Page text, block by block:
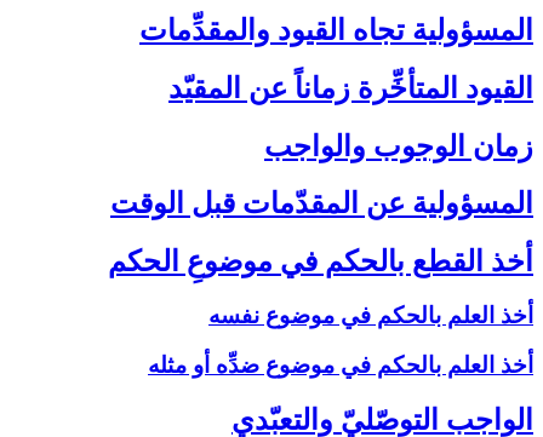
المسؤولية تجاه القيود والمقدِّمات‏
القيود المتأخِّرة زماناً عن المقيّد
زمان الوجوب والواجب‏
المسؤولية عن المقدّمات قبل الوقت‏
أخذ القطع بالحكم في موضوعِ الحكم‏
أخذ العلم بالحكم في موضوع نفسه
أخذ العلم بالحكم في موضوع ضدِّه أو مثله
الواجب التوصّليّ والتعبّدي‏